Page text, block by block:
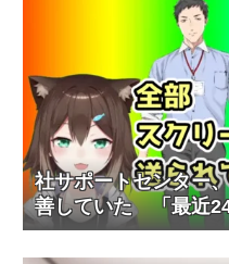
社サポートセンター
善していた 「最近
やべぇなと思って」